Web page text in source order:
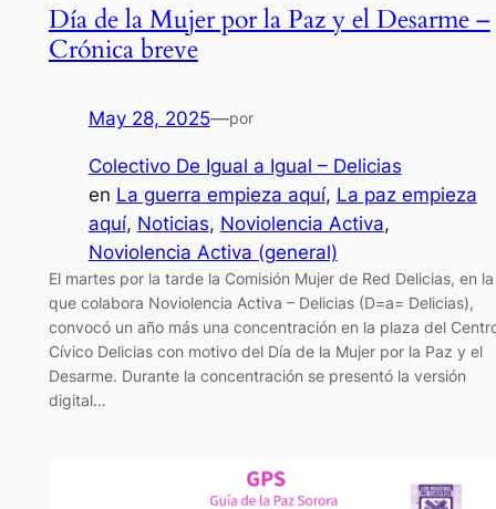
Día de la Mujer por la Paz y el Desarme –
Crónica breve
May 28, 2025—por
Colectivo De Igual a Igual – Delicias
en La guerra empieza aquí, La paz empieza
aquí, Noticias, Noviolencia Activa
Noviolencia Activa (general)
El martes por la tarde la Comisión Mujer de Red Delicias, en la
que colabora Noviolencia Activa – Delicias (D=a= Delicias),
convocó un año más una concentración en la plaza del
Cívico Delicias con motivo del Día de la Mujer por la Paz y el
Desarme. Durante la concentración se presentó la versión
digital…